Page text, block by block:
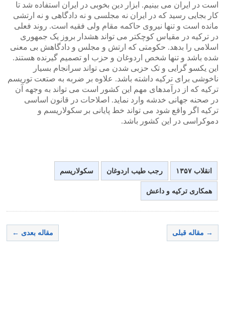
است در ایران می بینیم. ابزار دین بخوبی در ایران استفاده شد تا
کار بجایی رسید که در ایران نه مجلسی و نه دادگاهی و نه ارتشی
مانده است و تنها نیروی حاکمه مقام ولی فقیه است. روند فعلی
در ترکیه در مقیاس کوچکتر می تواند هشدار بروز یک جمهوری
اسلامی را بدهد. حکومتی که ارتش و مجلس و دادگاهش بی معنی
شده باشد و تنها شخص اردوغان و حزب او تصمیم گیرنده هستند.
این یکسو گرایی و تک حزبی شدن می تواند سرانجام بسیار
ناخوشی برای ترکیه داشته باشد. علاوه بر ضربه به صتعت توریسم
ترکیه که از درآمدهای مهم این کشور است می تواند به وجهه آن
در صحنه جهانی خدشه وارد نماید. اصلاحات در قانون اساسی
ترکیه اگر واقع شود می تواند خط پایانی بر سکولاریسم و
دموکراسی در این کشور باشد.
انقلاب ۱۳۵۷ رجب طیب اردوغان سکولاریسم
همکاری ترکیه و داعش
→ مقاله قبلی مقاله بعدی ←